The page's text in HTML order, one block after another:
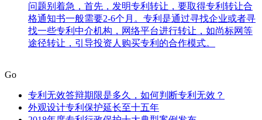
问题别着急，首先，发明专利转让，要取得专利转让合
格通知书一般需要2-6个月。专利是通过寻找企业或者寻
找一些专利中介机构，网络平台进行转让，如尚标网等
途径转让，引导投资人购买专利的合作模式。
Go
专利无效答辩期限是多久，如何判断专利无效？
外观设计专利保护延长至十五年